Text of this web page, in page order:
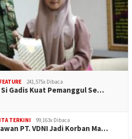
FEATURE 241,575x Dibaca
Gadis Kuat Pemanggul Se…
TERKINI 99,163x Dibaca
PT. VDNI Jadi Korban Ma…